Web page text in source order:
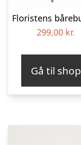
299,00 kr.
Gå til shop